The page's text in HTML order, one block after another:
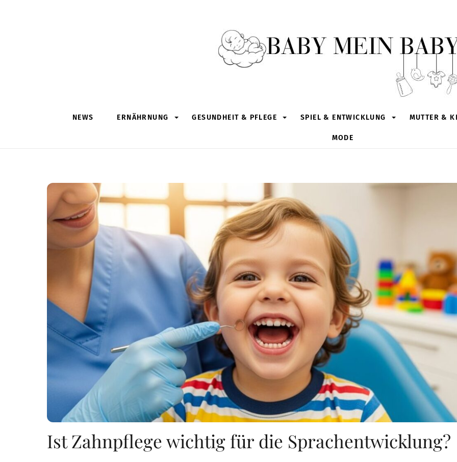
NEWS ERNÄHRNUNG GESUNDHEIT & PFLEGE SPIEL & ENTWICKLUNG MUTTER &
MODE
Ist Zahnpflege wichtig für die Sprachentwicklung?